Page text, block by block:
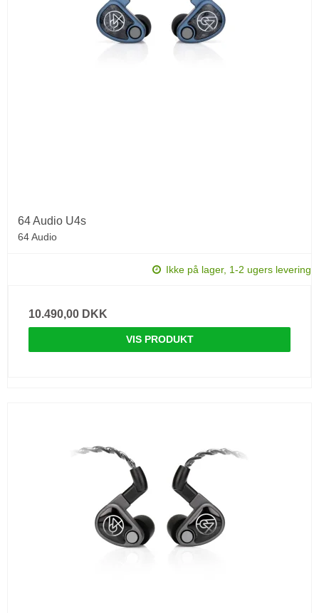
64 Audio U4s
64 Audio
Ikke på lager, 1-2 ugers levering
10.490,00 DKK
VIS PRODUKT